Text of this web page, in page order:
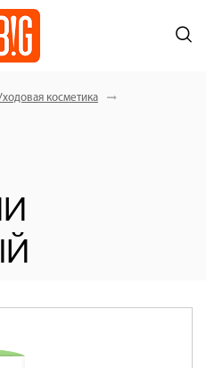
косметика